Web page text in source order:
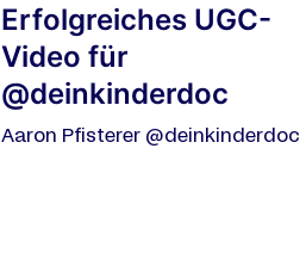
Erfolgreiches UGC-
Video für
@deinkinderdoc
Aaron Pfisterer @deinkinderdoc